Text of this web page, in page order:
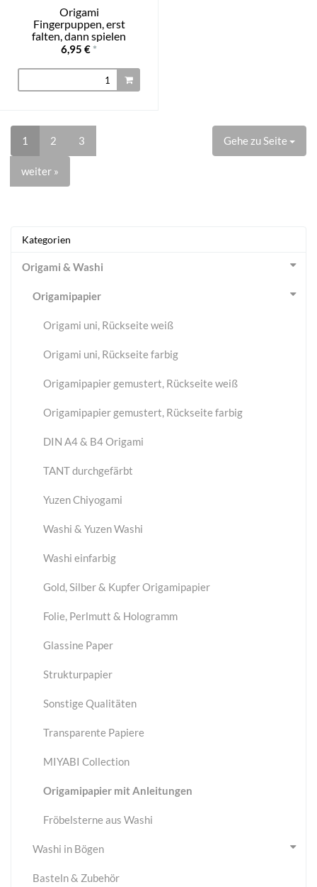
Origami
Fingerpuppen, erst
falten, dann spielen
6,95 € *
1 2 3
weiter »
Gehe zu Seite
Kategorien
Origami & Washi
Origamipapier
Origami uni, Rückseite weiß
Origami uni, Rückseite farbig
Origamipapier gemustert, Rückseite weiß
Origamipapier gemustert, Rückseite farbig
DIN A4 & B4 Origami
TANT durchgefärbt
Yuzen Chiyogami
Washi & Yuzen Washi
Washi einfarbig
Gold, Silber & Kupfer Origamipapier
Folie, Perlmutt & Hologramm
Glassine Paper
Strukturpapier
Sonstige Qualitäten
Transparente Papiere
MIYABI Collection
Origamipapier mit Anleitungen
Fröbelsterne aus Washi
Washi in Bögen
Basteln & Zubehör